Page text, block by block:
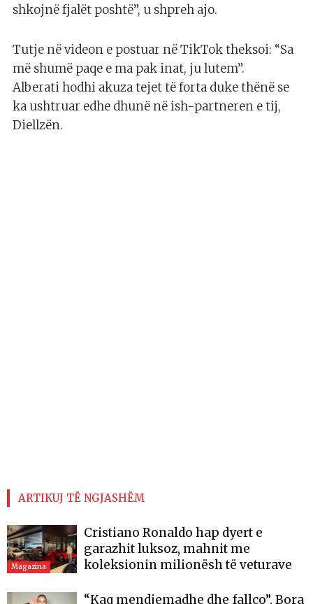
shkojnë fjalët poshtë”, u shpreh ajo.
Tutje në videon e postuar në TikTok theksoi: “Sa
më shumë paqe e ma pak inat, ju lutem”.
Alberati hodhi akuza tejet të forta duke thënë se
ka ushtruar edhe dhunë në ish-partneren e tij,
Diellzën.
ARTIKUJ TË NGJASHËM
Magazina
Cristiano Ronaldo hap dyert e
garazhit luksoz, mahnit me
koleksionin milionësh të veturave
“Kaq mendjemadhe dhe fallco”, Bora